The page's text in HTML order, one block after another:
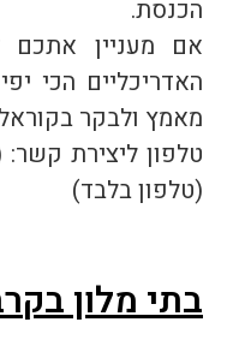
הכנסת.
אם מעניין
האדריכליים הכי
מאמץ ולבקר
(טלפון בלבד)
בתי מלון